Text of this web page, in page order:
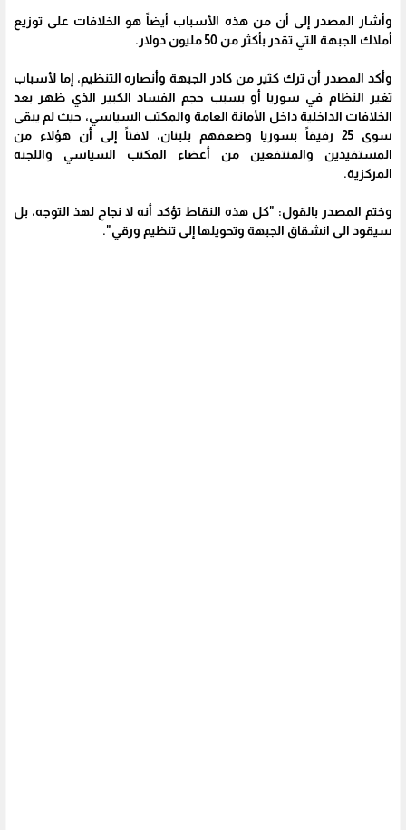
وأشار المصدر إلى أن من هذه الأسباب أيضاً هو الخلافات على توزيع
أملاك الجبهة التي تقدر بأكثر من 50 مليون دولار.
وأكد المصدر أن ترك كثير من كادر الجبهة وأنصاره التنظيم، إما لأسباب
تغير النظام في سوريا أو بسبب حجم الفساد الكبير الذي ظهر بعد
الخلافات الداخلية داخل الأمانة العامة والمكتب السياسي، حيث لم يبقى
سوى 25 رفيقاً بسوريا وضعفهم بلبنان، لافتاً إلى أن هؤلاء من
المستفيدين والمنتفعين من أعضاء المكتب السياسي واللجنه
المركزية.
وختم المصدر بالقول: "كل هذه النقاط تؤكد أنه لا نجاح لهذ التوجه، بل
سيقود الى انشقاق الجبهة وتحويلها إلى تنظيم ورقي".